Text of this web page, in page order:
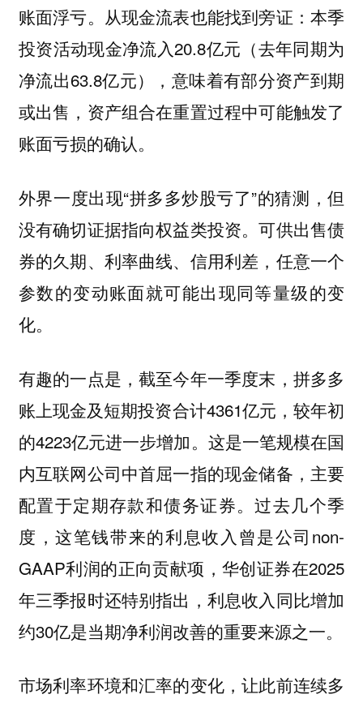
账面浮亏。从现金流表也能找到旁证：本季
投资活动现金净流入20.8亿元（去年同期为
净流出63.8亿元），意味着有部分资产到期
或出售，资产组合在重置过程中可能触发了
账面亏损的确认。
外界一度出现“拼多多炒股亏了”的猜测，但
没有确切证据指向权益类投资。可供出售债
券的久期、利率曲线、信用利差，任意一个
参数的变动账面就可能出现同等量级的变
化。
有趣的一点是，截至今年一季度末，拼多多
账上现金及短期投资合计4361亿元，较年初
的4223亿元进一步增加。这是一笔规模在国
内互联网公司中首屈一指的现金储备，主要
配置于定期存款和债务证券。过去几个季
度，这笔钱带来的利息收入曾是公司non-
GAAP利润的正向贡献项，华创证券在2025
年三季报时还特别指出，利息收入同比增加
约30亿是当期净利润改善的重要来源之一。
市场利率环境和汇率的变化，让此前连续多